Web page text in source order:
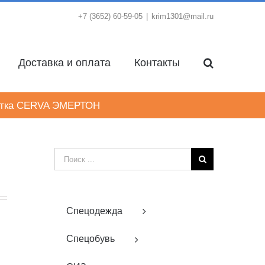
+7 (3652) 60-59-05 krim1301@mail.ru
Доставка и оплата Контакты
CERVA ЭМЕРТОН
Результат
поиска:
Спецодежда
Спецобувь